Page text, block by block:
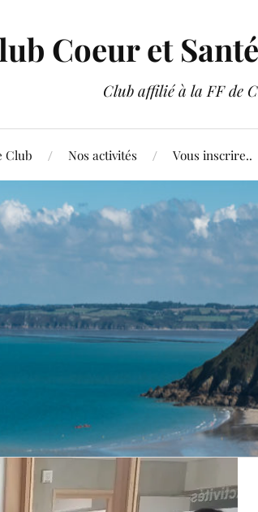
Coeur et
Club affilié à la FF de
Club Nos activités Vous inscrire..